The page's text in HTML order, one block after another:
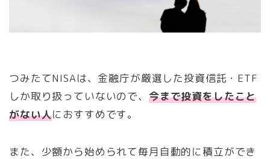
つみたてNISAは、金融庁が厳選した投資信託・ETF
しか取り扱っていないので、 今まで投資をしたこと
がない人におすすめです。
また、少額から始められて毎月自動的に積立ができ